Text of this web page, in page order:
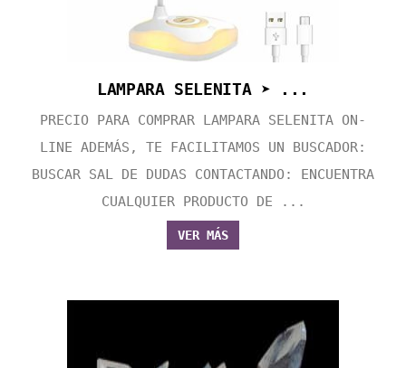
LAMPARA SELENITA ➤ ...
PRECIO PARA COMPRAR LAMPARA SELENITA ON-
LINE ADEMÁS, TE FACILITAMOS UN BUSCADOR:
BUSCAR SAL DE DUDAS CONTACTANDO: ENCUENTRA
CUALQUIER PRODUCTO DE ...
VER MÁS